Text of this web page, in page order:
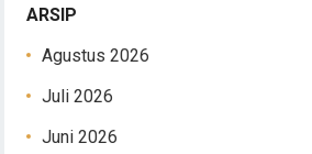
ARSIP
Agustus 2026
Juli 2026
Juni 2026